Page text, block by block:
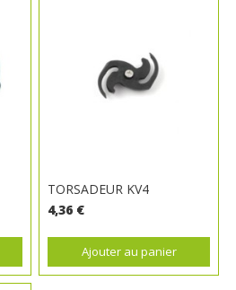
TORSADEUR KV4
4,36 €
Ajouter au panier